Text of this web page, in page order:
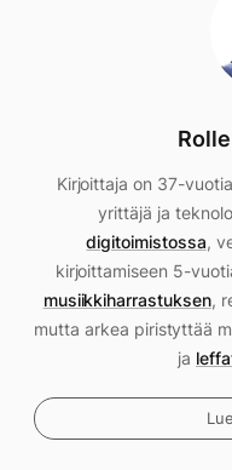
Kirjoittaja on 37-
yrittäjä ja
digitoimistossa,
kirjoittamiseen 5-
musiikkiharrastuksen,
mutta arkea piristyttää
ja